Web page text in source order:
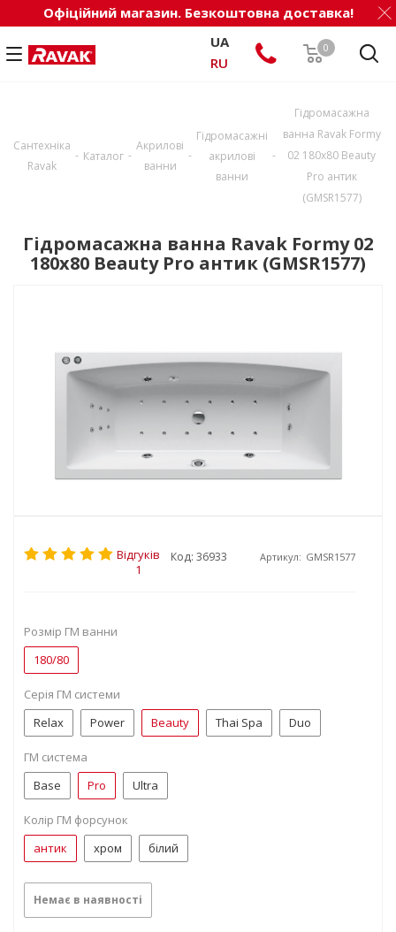
Офіційний магазин. Безкоштовна доставка!
0
UA
RU
Сантехніка
Ravak
- Каталог -
Акрилові
ванни
-
Гідромасажні
акрилові
ванни
-
Гідромасажна
ванна Ravak Formy
02 180x80 Beauty
Pro антик
(GMSR1577)
Гідромасажна ванна Ravak Formy 02
180x80 Beauty Pro антик (GMSR1577)
Відгуків
1
Код: 36933 Артикул: GMSR1577
Розмір ГМ ванни
180/80
Серія ГМ системи
Relax
Power Beauty Thai Spa Duo
ГМ система
Base
Pro Ultra
Колір ГМ форсунок
антик
хром білий
Немає в наявності